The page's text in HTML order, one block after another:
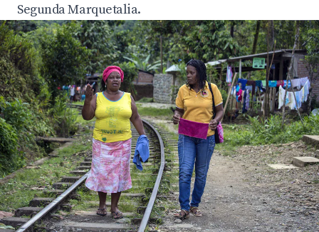
Segunda Marquetalia.